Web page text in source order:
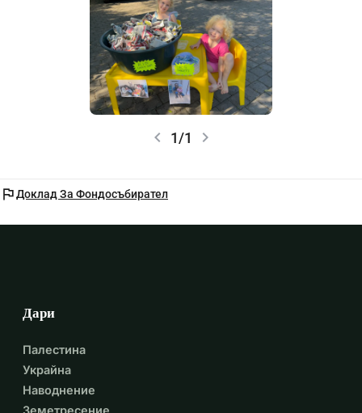
С любов от семейството Линденберг
chevron_left 1/1 chevron_right
flagДоклад За Фондосъбирател
Дари
Палестина
Украйна
Наводнение
Земетресение